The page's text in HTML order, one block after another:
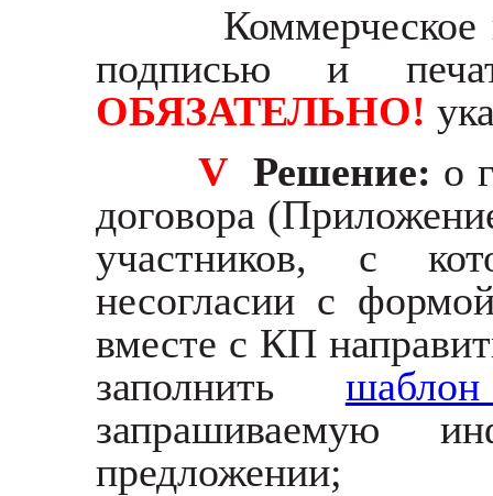
Коммерческое
подписью и
ОБЯЗАТЕЛЬНО!
V Решение: о
договора
участников, с
несогласии с
вместе с КП
заполнить
запрашиваемую
предложении;